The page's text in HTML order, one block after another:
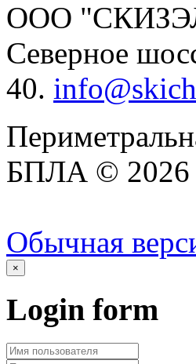
ООО "СКИЗЭЛ
Северное
40.
БПЛА © 2026
Обычная
×
Login form